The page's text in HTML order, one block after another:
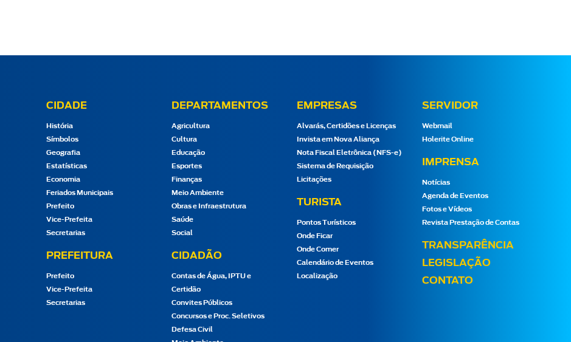
CIDADE
História
Símbolos
Geografia
Estatísticas
Economia
Feriados Municipais
Prefeito
Vice-Prefeita
Secretarias
PREFEITURA
Prefeito
Vice-Prefeita
Secretarias
DEPARTAMENTOS
Agricultura
Cultura
Educação
Esportes
Finanças
Meio Ambiente
Obras e Infraestrutura
Saúde
Social
CIDADÃO
Contas de Água, IPTU e
Certidão
Convites Públicos
Concursos e Proc. Seletivos
Defesa Civil
EMPRESAS
Alvarás, Certidões e Licenças
Invista em Nova Aliança
Nota Fiscal Eletrônica (NFS-e)
Sistema de Requisição
Licitações
TURISTA
Pontos Turísticos
Onde Ficar
Onde Comer
Calendário de Eventos
Localização
SERVIDOR
Webmail
Holerite Online
IMPRENSA
Notícias
Agenda de Eventos
Fotos e Vídeos
Revista Prestação de Contas
TRANSPARÊNCIA
LEGISLAÇÃO
CONTATO